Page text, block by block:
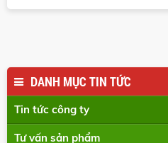
DANH MỤC TIN TỨC
Tin tức công ty
Tư vấn sản phẩm